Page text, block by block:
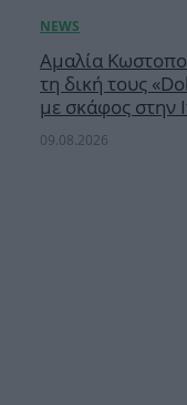
Αμαλία
τη δική τους
με σκάφος στην
09.08.2026